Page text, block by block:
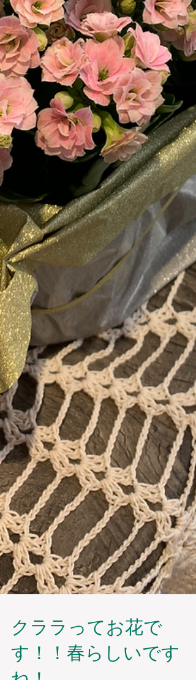
クララってお花で